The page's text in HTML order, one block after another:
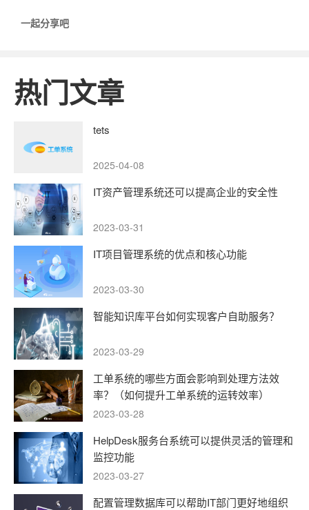
一起分享吧
热门文章
tets
2025-04-08
IT资产管理系统还可以提高企业的安全性
2023-03-31
IT项目管理系统的优点和核心功能
2023-03-30
智能知识库平台如何实现客户自助服务？
2023-03-29
工单系统的哪些方面会影响到处理方法效
率？（如何提升工单系统的运转效率）
2023-03-28
HelpDesk服务台系统可以提供灵活的管理和
监控功能
2023-03-27
配置管理数据库可以帮助IT部门更好地组织